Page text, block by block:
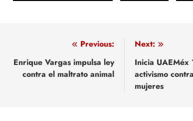
Previous:
Enrique Vargas impulsa ley
contra el maltrato animal
Next:
Inicia UAEMéx
activismo
mujeres